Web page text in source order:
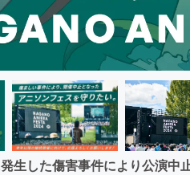
生した傷害事件により公演中